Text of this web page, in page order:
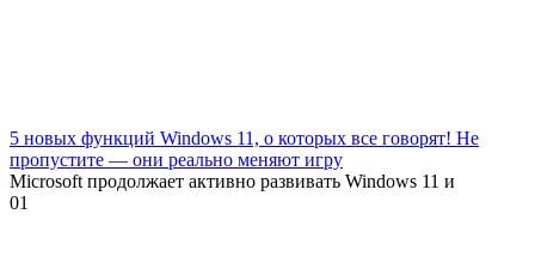
5 новых функций Windows 11, о которых все говорят! Не
пропустите — они реально меняют игру
Microsoft продолжает активно развивать Windows 11 и
01